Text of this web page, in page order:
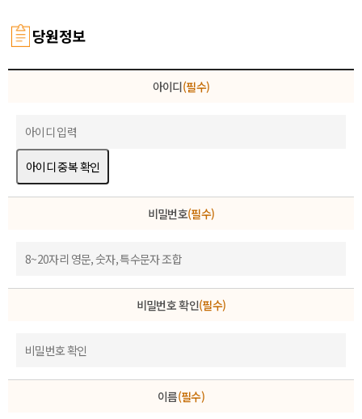
당원정보
아이디(필수)
아이디 중복 확인
비밀번호(필수)
비밀번호 확인(필수)
이름(필수)